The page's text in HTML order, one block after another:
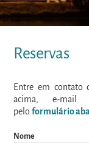
Reservas
Entre em contato
acima, e-mail
peloformulário
Nome